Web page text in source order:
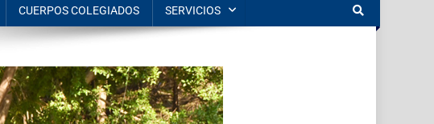
CUERPOS COLEGIADOS SERVICIOS